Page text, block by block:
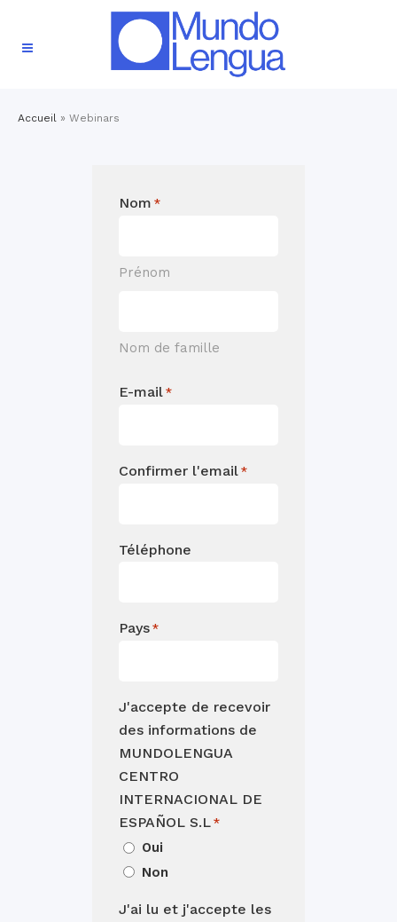
Accueil » Webinars
Nom *
Prénom
Nom de famille
E-mail *
Confirmer l'email *
Téléphone
Pays *
J'accepte de recevoir
des informations de
MUNDOLENGUA
CENTRO
INTERNACIONAL DE
ESPAÑOL S.L *
Oui
Non
J'ai lu et j'accepte les